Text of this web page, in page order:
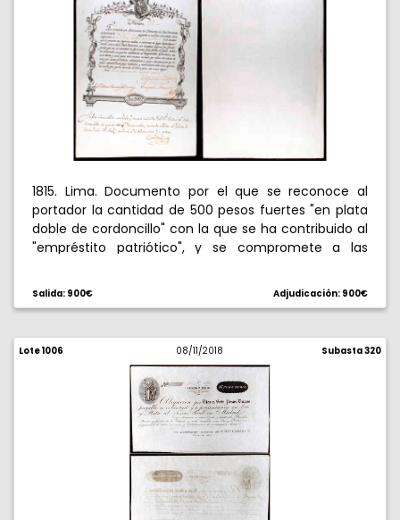
1815. Lima. Documento por el que se reconoce al
portador la cantidad de 500 pesos fuertes "en plata
doble de cordoncillo" con la que se ha contribuido al
"empréstito patriótico", y se compromete a las
con otros 25 pesos "de la misma moneda" como
interés del 5% anual. Librado el 6 de junio de 1815 y
y cancelación manuscritos, con firma autógrafa del
virrey, el Marqués de la Concordia, tanto en el
documento como en la cancelación. Bello. Muy raro.
Salida: 900€ Adjudicación: 900€
Lote 1006 08/11/2018 Subasta 320